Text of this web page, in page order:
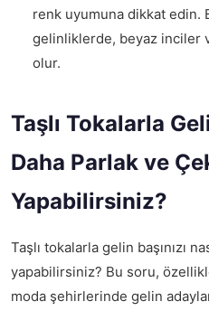
renk uyumuna dikkat edin.
gelinliklerde, beyaz inciler
olur.
Taşlı Tokalarla
Daha Parlak ve
Yapabilirsiniz?
Taşlı tokalarla gelin başınızı
yapabilirsiniz? Bu soru,
moda şehirlerinde gelin